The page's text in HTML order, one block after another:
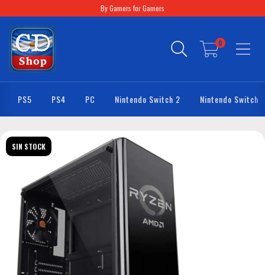
By Gamers for Gamers
0
PS5 PS4 PC Nintendo Switch 2 Nintendo Switch
SIN STOCK